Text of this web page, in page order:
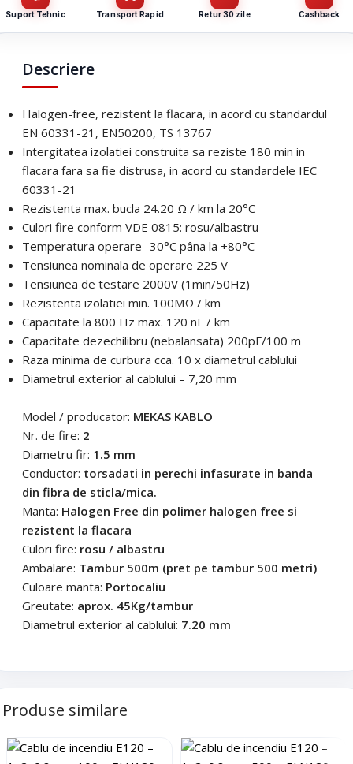
Telefon*
Mesaj (cantitate, termen, alte detalii)
Trimite solicitarea
Email
Telefon*
Cerințele tale (proiect, buget, termen, alte produse)
Suport Tehnic Transport Rapid Retur 30 zile Cashback
Descriere
Halogen-free, rezistent la flacara, in acord cu standardul
EN 60331-21, EN50200, TS 13767
Intergitatea izolatiei construita sa reziste 180 min in
flacara fara sa fie distrusa, in acord cu standardele IEC
60331-21
Rezistenta max. bucla 24.20 Ω / km la 20°C
Culori fire conform VDE 0815: rosu/albastru
Temperatura operare -30°C pâna la +80°C
Tensiunea nominala de operare 225 V
Tensiunea de testare 2000V (1min/50Hz)
Rezistenta izolatiei min. 100MΩ / km
Capacitate la 800 Hz max. 120 nF / km
Capacitate dezechilibru (nebalansata) 200pF/100 m
Raza minima de curbura cca. 10 x diametrul cablului
Diametrul exterior al cablului – 7,20 mm
Model / producator: MEKAS KABLO
Nr. de fire: 2
Diametru fir: 1.5 mm
Conductor: torsadati in perechi infasurate in banda
din fibra de sticla/mica.
Manta: Halogen Free din polimer halogen free si
rezistent la flacara
Culori fire: rosu / albastru
Ambalare: Tambur 500m (pret pe tambur 500 metri)
Culoare manta: Portocaliu
Greutate: aprox. 45Kg/tambur
Diametrul exterior al cablului: 7.20 mm
Produse similare